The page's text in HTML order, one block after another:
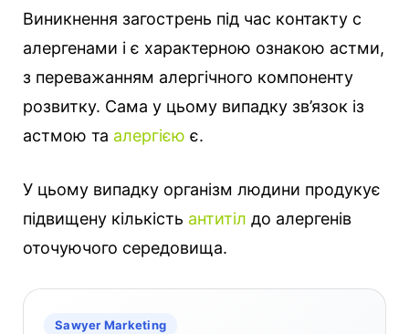
Виникнення загострень під час контакту с
алергенами і є характерною ознакою астми,
з переважанням алергічного компоненту
розвитку. Сама у цьому випадку зв’язок із
астмою та алергією є.
У цьому випадку організм людини продукує
підвищену кількість антитіл до алергенів
оточуючого середовища.
Sawyer Marketing